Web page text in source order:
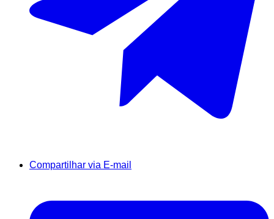
Compartilhar via E-mail